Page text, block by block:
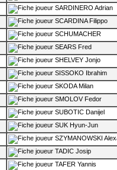
SARDINERO Adrian
SCARDINA Filippo
SCHUMACHER
SEARS Fred
SHELVEY Jonjo
SISSOKO Ibrahim
SKODA Milan
SMOLOV Fedor
SUBOTIC Danijel
SUK Hyun-Jun
SZYMANOWSKI
TADIC Josip
TAFER Yannis